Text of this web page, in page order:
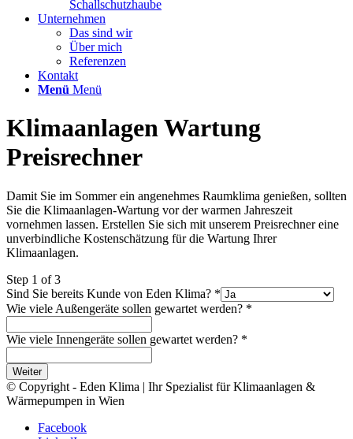
Schallschutzhaube
Unternehmen
Das sind wir
Über mich
Referenzen
Kontakt
Menü Menü
Klimaanlagen Wartung
Preisrechner
Damit Sie im Sommer ein angenehmes Raumklima genießen, sollten
Sie die Klimaanlagen-Wartung vor der warmen Jahreszeit
vornehmen lassen. Erstellen Sie sich mit unserem Preisrechner eine
unverbindliche Kostenschätzung für die Wartung Ihrer
Klimaanlagen.
Step 1 of 3
Sind Sie bereits Kunde von Eden Klima? *
Wie viele Außengeräte sollen gewartet werden? *
Wie viele Innengeräte sollen gewartet werden? *
Weiter
© Copyright - Eden Klima | Ihr Spezialist für Klimaanlagen &
Wärmepumpen in Wien
Facebook